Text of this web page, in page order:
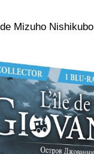
Mizuho Nishikubo